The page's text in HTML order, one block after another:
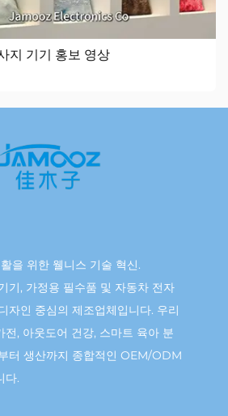
지 기기 홍보 영상
을 위한 웰니스 기술 혁신.
기, 가정용 필수품 및 자동차 전자
자인 중심의 제조업체입니다. 우리
전, 아웃도어 건강, 스마트 육아 분
터 생산까지 종합적인 OEM/ODM
다.